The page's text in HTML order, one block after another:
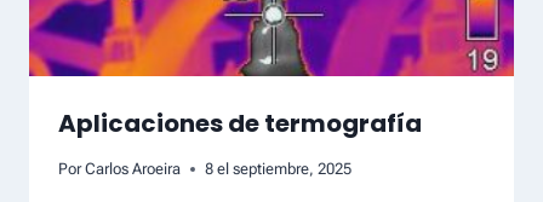
Aplicaciones de termografía
Por Carlos Aroeira 8 el septiembre, 2025